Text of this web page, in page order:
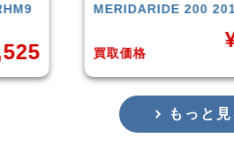
デル CANNONDALE
買取価格
もっと見